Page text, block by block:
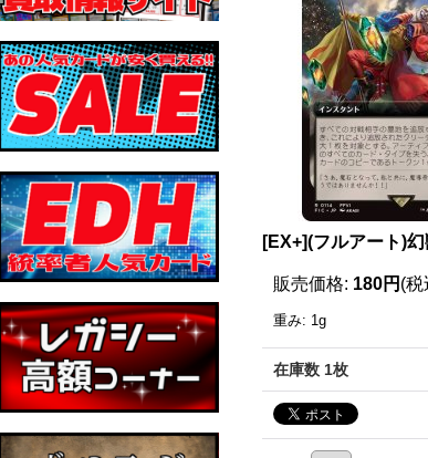
[EX+](フルアート)
販売価格: 180円 (税
重み: 1g
在庫数 1枚